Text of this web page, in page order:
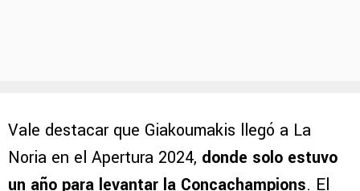
Vale destacar que Giakoumakis llegó a La
Noria en el Apertura 2024, donde solo estuvo
un año para levantar la Concachampions. El